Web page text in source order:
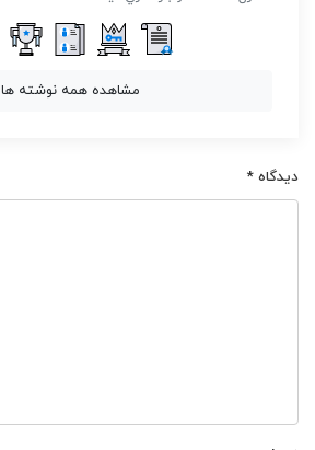
مشاهده همه نوشته ها
دیدگاه *